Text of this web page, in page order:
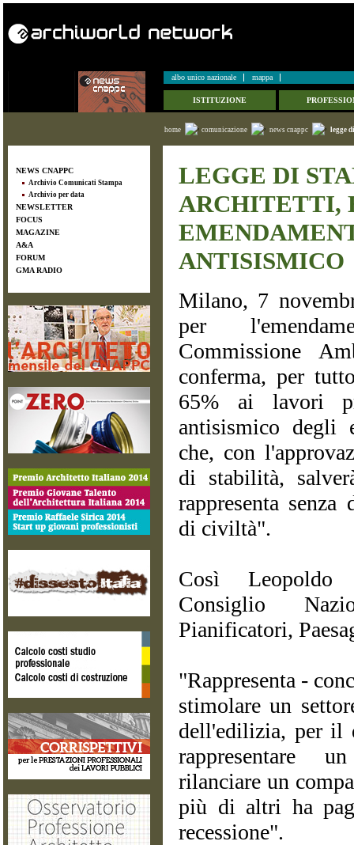
albo unico nazionale mappa
ISTITUZIONE
home comunicazione news cnappc legge
NEWS CNAPPC
Archivio Comunicati Stampa
Archivio per data
NEWSLETTER
FOCUS
MAGAZINE
A&A
FORUM
GMA RADIO
LEGGE DI
ARCHITETTI,
ANTISISMICO
Milano, 7
per
Commissione
conferma, per
65% ai lavori
antisismico degli
che, con
di stabilità,
rappresenta
di civiltà".
Così Leopoldo
Consiglio
Pianificatori,
"Rappresenta -
stimolare un
dell'edilizia, per il
rappresentare
rilanciare un
più di altri ha
recessione".